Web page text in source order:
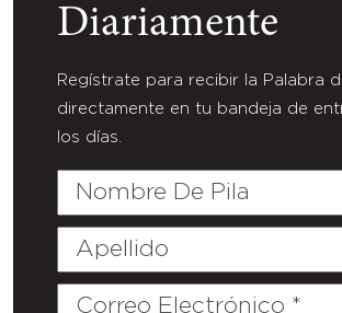
Diariamente
Regístrate para recibir la Palabra
directamente en tu bandeja de
los días.
Nombre
Pila
Apellido
Correo